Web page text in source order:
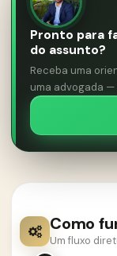
Pronto para
do assunto?
Receba uma
uma advogada —
Como
Um fluxo